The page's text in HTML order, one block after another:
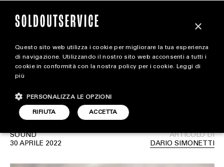
extra
ALL EXTRA
ART & DESIGN
CINEMA
Ecco come il forfait di
Kanye West ha impattato
sul Coachella
SOUND
30 APRILE 2022
ARTICOLO DI
DARIO SIMONETTI
×
Questo sito web utilizza i cookie per migliorare la tua esperienza
di navigazione. Utilizzando il nostro sito web acconsenti a tutti i
cookie in conformità con la nostra policy per i cookie. Leggi di
più
ACCETTA
RIFIUTA
PERSONALIZZA LE OPZIONI